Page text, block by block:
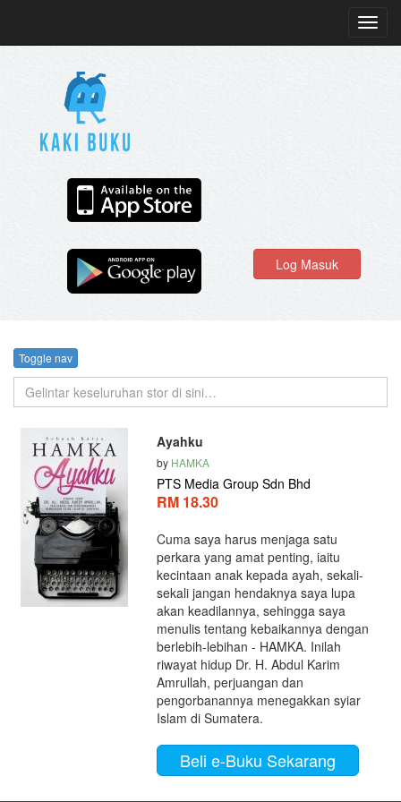
Log Masuk
Toggle nav
Ayahku
by HAMKA
PTS Media Group Sdn Bhd
RM 18.30
Cuma saya harus menjaga satu
perkara yang amat penting, iaitu
kecintaan anak kepada ayah, sekali-
sekali jangan hendaknya saya lupa
akan keadilannya, sehingga saya
menulis tentang kebaikannya dengan
berlebih-lebihan - HAMKA. Inilah
riwayat hidup Dr. H. Abdul Karim
Amrullah, perjuangan dan
pengorbanannya menegakkan syiar
Islam di Sumatera.
Beli e-Buku Sekarang